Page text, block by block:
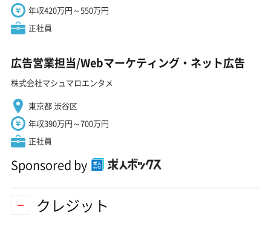
年収420万円～550万円
正社員
広告営業担当/Webマーケティング・ネット広告
株式会社マシュマロエンタメ
東京都 渋谷区
年収390万円～700万円
正社員
Sponsored by
クレジット